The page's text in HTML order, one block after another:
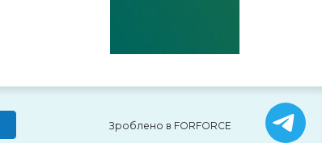
Зроблено в FORFORCE